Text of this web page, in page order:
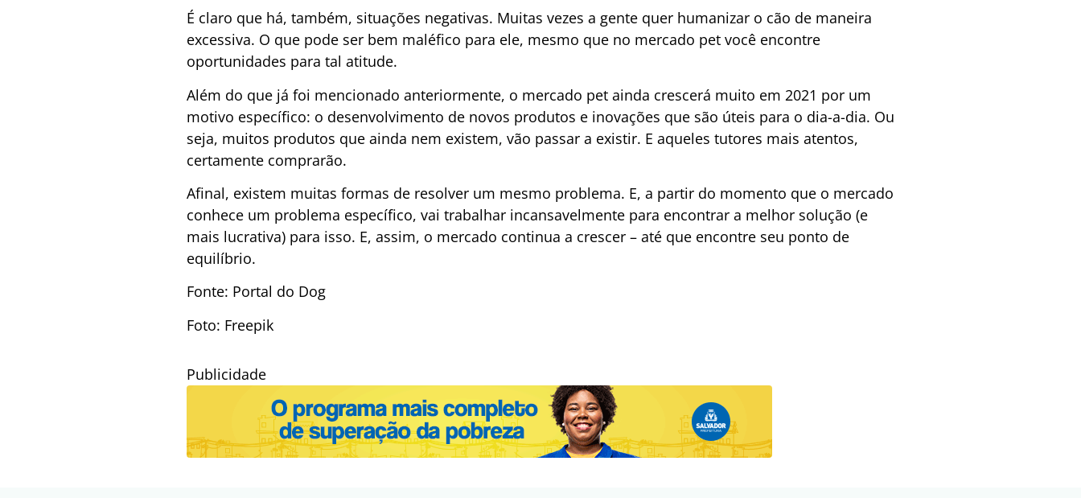
É claro que há, também, situações negativas. Muitas vezes a gente quer humanizar o cão de maneira
excessiva. O que pode ser bem maléfico para ele, mesmo que no mercado pet você encontre
oportunidades para tal atitude.
Além do que já foi mencionado anteriormente, o mercado pet ainda crescerá muito em 2021 por um
motivo específico: o desenvolvimento de novos produtos e inovações que são úteis para o dia-a-dia. Ou
seja, muitos produtos que ainda nem existem, vão passar a existir. E aqueles tutores mais atentos,
certamente comprarão.
Afinal, existem muitas formas de resolver um mesmo problema. E, a partir do momento que o mercado
conhece um problema específico, vai trabalhar incansavelmente para encontrar a melhor solução (e
mais lucrativa) para isso. E, assim, o mercado continua a crescer – até que encontre seu ponto de
equilíbrio.
Fonte: Portal do Dog
Foto: Freepik
Publicidade